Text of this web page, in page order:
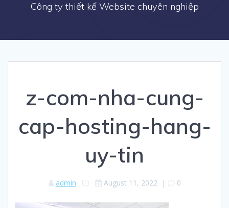
Công ty thiết kế Website chuyên nghiệp
z-com-nha-cung-
cap-hosting-hang-
uy-tin
admin August 11, 2022 | 0